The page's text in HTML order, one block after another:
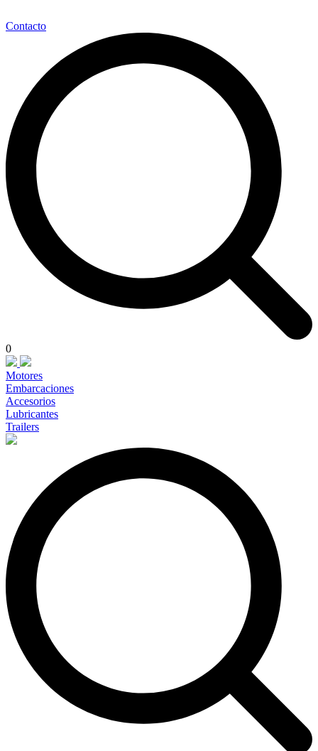
Contacto
0
Motores
Embarcaciones
Accesorios
Lubricantes
Trailers